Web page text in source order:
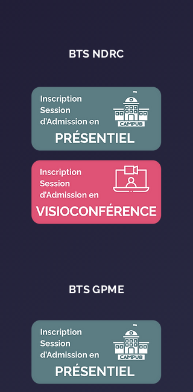
BTS NDRC
BTS GPME